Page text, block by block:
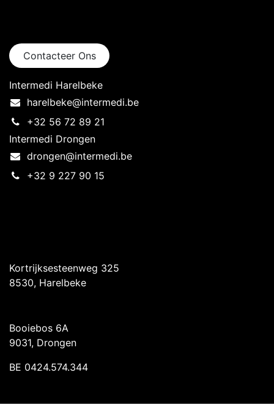
Contacteer Ons
Intermedi Harelbeke
harelbeke@intermedi.be
+32 56 72 89 21
Intermedi Drongen
drongen@intermedi.be
+32 9 227 90 15
Kortrijksesteenweg 325
8530, Harelbeke
Booiebos 6A
9031, Drongen
BE 0424.574.344